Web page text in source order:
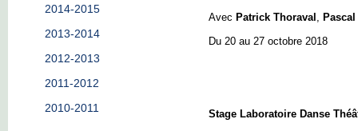
Avec Patrick Thoraval ,
Du 20 au 27 octobre 2018
Stage Laboratoire Danse
2014-2015
2013-2014
2012-2013
2011-2012
2010-2011